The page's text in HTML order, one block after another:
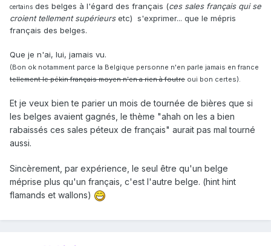
certains des belges à l'égard des français (ces sales français qui se
croient tellement supérieursetc) s'exprimer... que le mépris
français des belges.
Que je n'ai, lui, jamais vu.
(Bon ok notamment parce la Belgique personne n'en parle jamais en france
tellement le pékin français moyen n'en a rien à foutre oui bon certes).
Et je veux bien te parier un mois de tournée de bières que si
les belges avaient gagnés, le thème "ahah on les a bien
rabaissés ces sales péteux de français" aurait pas mal tourné
aussi.
Sincèrement, par expérience, le seul être qu'un belge
méprise plus qu'un français, c'est l'autre belge. (hint hint
flamands et wallons)